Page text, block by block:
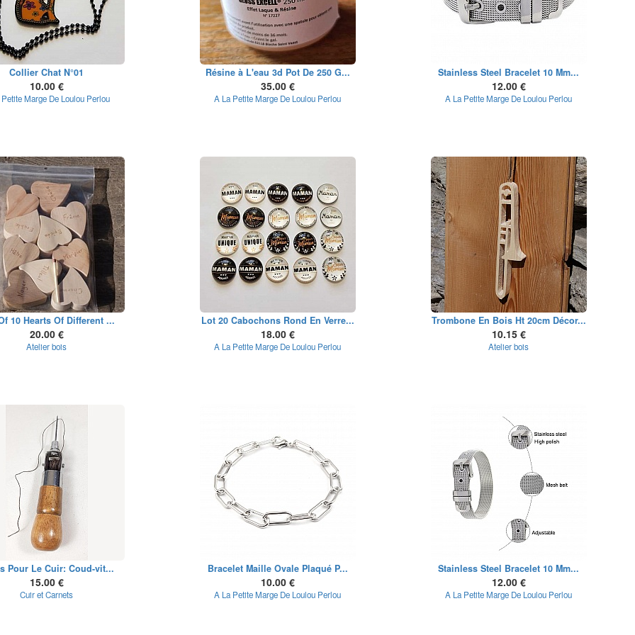
Collier Chat N°01
10.00 €
Marge De Loulou Perlou
Résine à L'eau 3d Pot De 250 G...
35.00 €
A La Petite Marge De Loulou Perlou
Stainless Steel Bracelet 10 Mm...
12.00 €
A La Petite Marge De Loulou Perlou
10 Hearts Of Different ...
20.00 €
Atelier bois
Lot 20 Cabochons Rond En Verre...
18.00 €
A La Petite Marge De Loulou Perlou
Trombone En Bois Ht 20cm Décor...
10.15 €
Atelier bois
Pour Le Cuir: Coud-vit...
15.00 €
Cuir et Carnets
Bracelet Maille Ovale Plaqué P...
10.00 €
A La Petite Marge De Loulou Perlou
Stainless Steel Bracelet 10 Mm...
12.00 €
A La Petite Marge De Loulou Perlou